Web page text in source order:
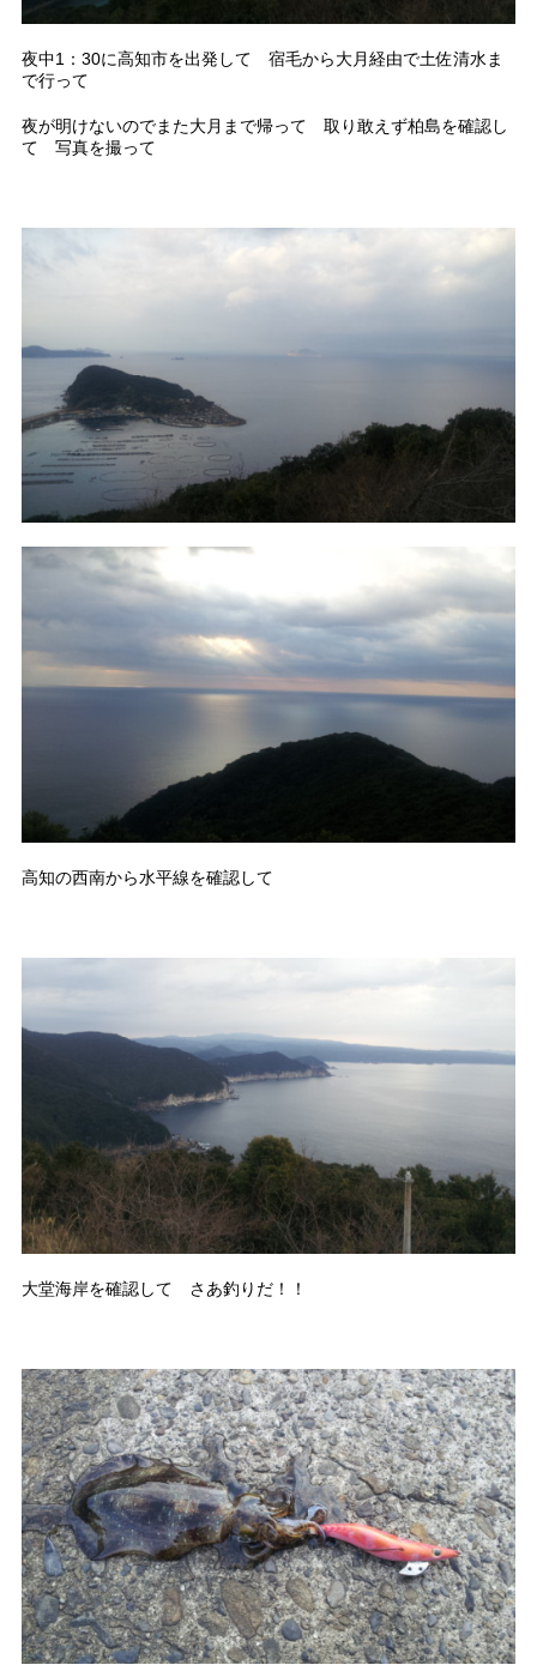
夜中1：30に高知市を出発して 宿毛から大月経由で土佐清水ま
で行って
夜が明けないのでまた大月まで帰って 取り敢えず柏島を確認し
て 写真を撮って
高知の西南から水平線を確認して
大堂海岸を確認して さあ釣りだ！！